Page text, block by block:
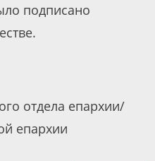
подписано
отдела епархии/
епархии